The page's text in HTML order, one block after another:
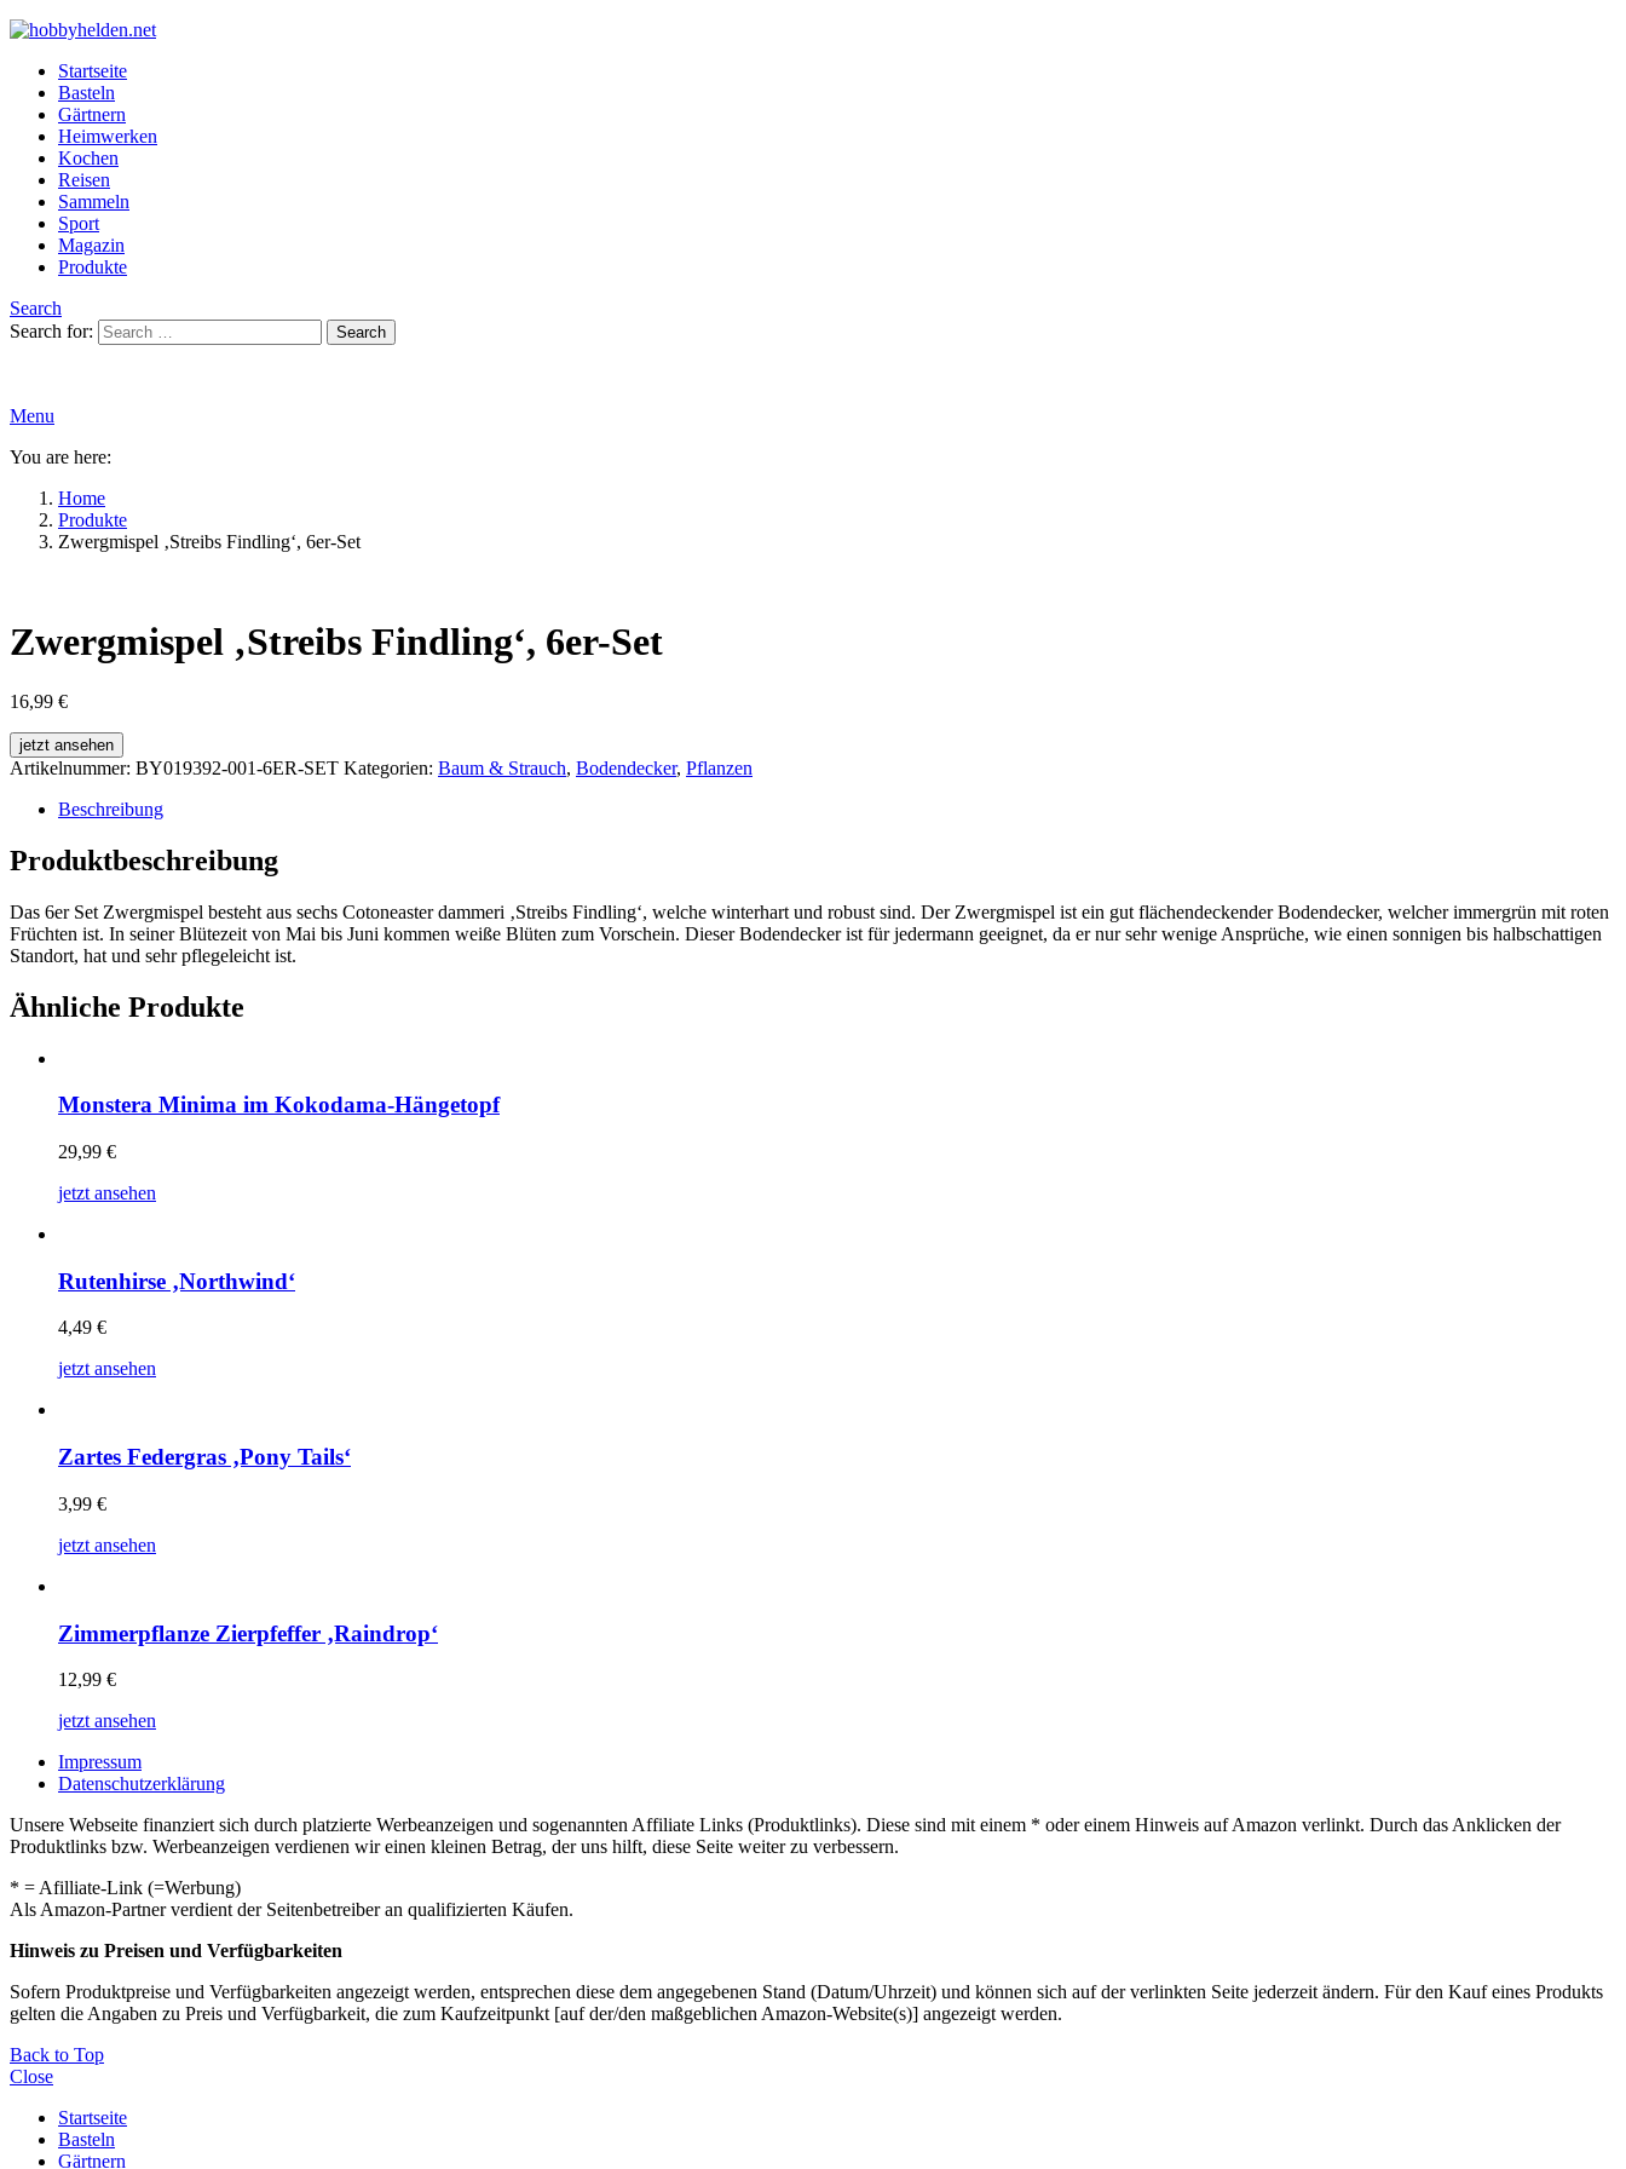
Startseite
Basteln
Gärtnern
Heimwerken
Kochen
Reisen
Sammeln
Sport
Magazin
Produkte
Search
Search for:
Search
Menu
You are here:
Home
Produkte
Zwergmispel ‚Streibs Findling‘, 6er-Set
Zwergmispel ‚Streibs Findling‘, 6er-Set
16,99 €
jetzt ansehen
Artikelnummer: BY019392-001-6ER-SET Kategorien: Baum & Strauch, Bodendecker, Pflanzen
Beschreibung
Produktbeschreibung
Das 6er Set Zwergmispel besteht aus sechs Cotoneaster dammeri ‚Streibs Findling‘, welche winterhart und robust sind. Der Zwergmispel ist ein gut flächendeckender Bodendecker, welcher immergrün mit roten
Früchten ist. In seiner Blütezeit von Mai bis Juni kommen weiße Blüten zum Vorschein. Dieser Bodendecker ist für jedermann geeignet, da er nur sehr wenige Ansprüche, wie einen sonnigen bis halbschattigen
Standort, hat und sehr pflegeleicht ist.
Ähnliche Produkte
Monstera Minima im Kokodama-Hängetopf
29,99 €
jetzt ansehen
Rutenhirse ‚Northwind‘
4,49 €
jetzt ansehen
Zartes Federgras ‚Pony Tails‘
3,99 €
jetzt ansehen
Zimmerpflanze Zierpfeffer ‚Raindrop‘
12,99 €
jetzt ansehen
Impressum
Datenschutzerklärung
Unsere Webseite finanziert sich durch platzierte Werbeanzeigen und sogenannten Affiliate Links (Produktlinks). Diese sind mit einem * oder einem Hinweis auf Amazon verlinkt. Durch das Anklicken der
Produktlinks bzw. Werbeanzeigen verdienen wir einen kleinen Betrag, der uns hilft, diese Seite weiter zu verbessern.
* = Afilliate-Link (=Werbung)
Als Amazon-Partner verdient der Seitenbetreiber an qualifizierten Käufen.
Hinweis zu Preisen und Verfügbarkeiten
Sofern Produktpreise und Verfügbarkeiten angezeigt werden, entsprechen diese dem angegebenen Stand (Datum/Uhrzeit) und können sich auf der verlinkten Seite jederzeit ändern. Für den Kauf eines Produkts
gelten die Angaben zu Preis und Verfügbarkeit, die zum Kaufzeitpunkt [auf der/den maßgeblichen Amazon-Website(s)] angezeigt werden.
Back to Top
Close
Startseite
Basteln
Gärtnern